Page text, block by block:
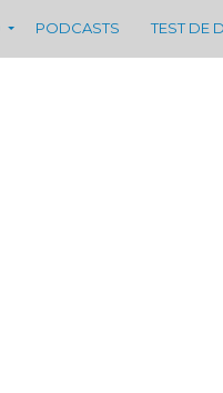
PODCASTS TEST DE